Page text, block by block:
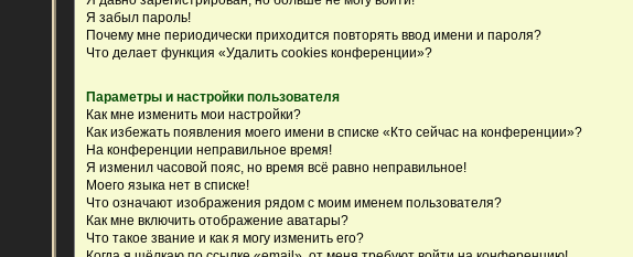
Я забыл пароль!
Почему мне периодически приходится повторять ввод имени и пароля?
Что делает функция «Удалить cookies конференции»?
Параметры и настройки пользователя
Как мне изменить мои настройки?
Как избежать появления моего имени в списке «Кто сейчас на конференции»?
На конференции неправильное время!
Я изменил часовой пояс, но время всё равно неправильное!
Моего языка нет в списке!
Что означают изображения рядом с моим именем пользователя?
Как мне включить отображение аватары?
Что такое звание и как я могу изменить его?